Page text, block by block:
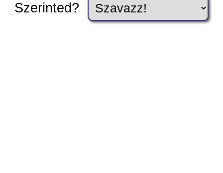
Szerinted?